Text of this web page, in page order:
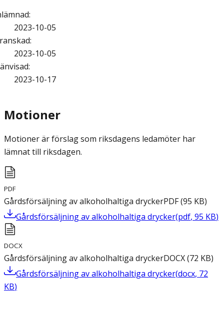
:
2023-10-05
:
2023-10-05
:
2023-10-17
Motioner
Motioner är förslag som riksdagens ledamöter har
lämnat till riksdagen.
PDF
Gårdsförsäljning av alkoholhaltiga dryckerPDF(95 KB)
Gårdsförsäljning av alkoholhaltiga drycker(pdf, 95 KB)
DOCX
Gårdsförsäljning av alkoholhaltiga dryckerDOCX(72 KB)
Gårdsförsäljning av alkoholhaltiga drycker(docx, 72
KB)